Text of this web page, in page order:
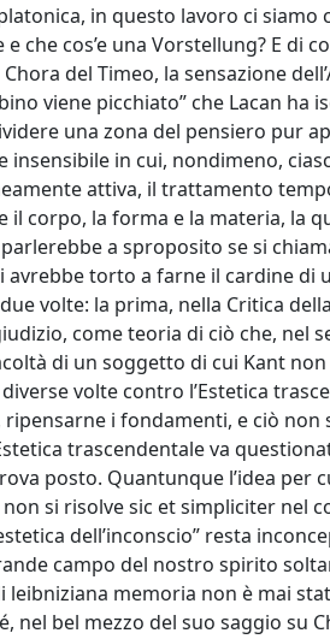
in questo lavoro ci
che cos’e una Vorstellung? E di
del Timeo, la sensazione
viene picchiato” che Lacan ha
una zona del pensiero pur
in cui, nondimeno,
attiva, il trattamento
il corpo, la forma e la materia, la
a sproposito se si
torto a farne il cardine di
volte: la prima, nella Critica
come teoria di ciò che, nel
di un soggetto di cui Kant
volte contro l’Estetica
i fondamenti, e ciò
trascendentale va
posto. Quantunque l’idea per
si risolve sic et simpliciter nel
dell’inconscio” resta
campo del nostro spirito
leibniziana memoria non è mai
nel bel mezzo del suo saggio su